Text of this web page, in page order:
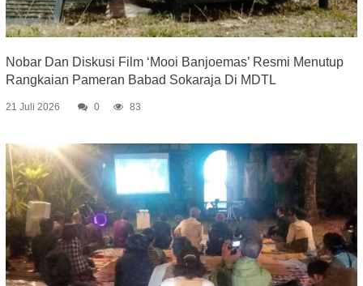
Nobar Dan Diskusi Film ‘Mooi Banjoemas’ Resmi Menutup
Rangkaian Pameran Babad Sokaraja Di MDTL
21 Juli 2026 0 83